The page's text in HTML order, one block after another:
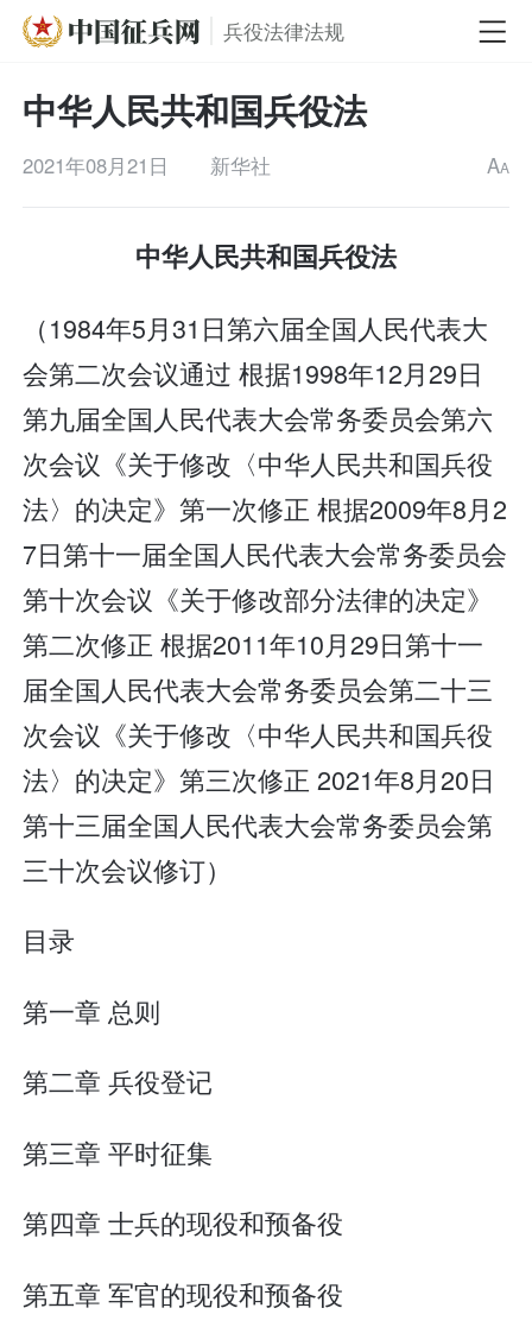
兵役法律法规
中华人民共和国兵役法
2021年08月21日 新华社 AA
中华人民共和国兵役法
（1984年5月31日第六届全国人民代表大
会第二次会议通过 根据1998年12月29日
第九届全国人民代表大会常务委员会第六
次会议《关于修改〈中华人民共和国兵役
法〉的决定》第一次修正 根据2009年8月2
7日第十一届全国人民代表大会常务委员会
第十次会议《关于修改部分法律的决定》
第二次修正 根据2011年10月29日第十一
届全国人民代表大会常务委员会第二十三
次会议《关于修改〈中华人民共和国兵役
法〉的决定》第三次修正 2021年8月20日
第十三届全国人民代表大会常务委员会第
三十次会议修订）
目录
第一章 总则
第二章 兵役登记
第三章 平时征集
第四章 士兵的现役和预备役
第五章 军官的现役和预备役